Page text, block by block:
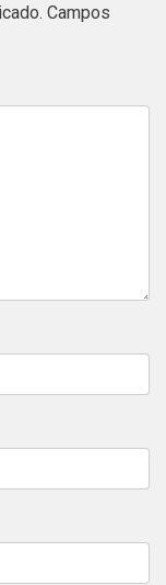
Campos